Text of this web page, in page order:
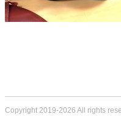
Copyright 2019-2026 All rights